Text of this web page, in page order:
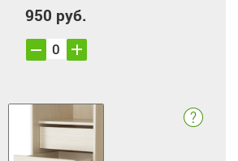
950 руб.